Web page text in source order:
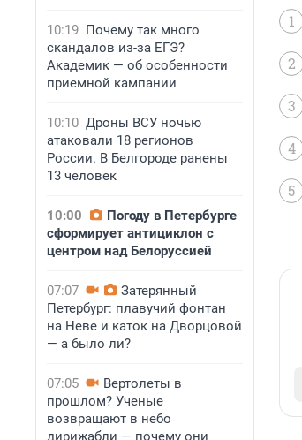
10:19 Почему так много
скандалов из-за ЕГЭ?
Академик — об особенности
приемной кампании
10:10 Дроны ВСУ ночью
атаковали 18 регионов
России. В Белгороде ранены
13 человек
10:00
Погоду в Петербурге
сформирует антициклон с
центром над Белоруссией
07:07
Затерянный
Петербург: плавучий фонтан
на Неве и каток на Дворцовой
— а было ли?
07:05
Вертолеты в
прошлом? Ученые
возвращают в небо
дирижабли — почему они
1
2
3
4
5